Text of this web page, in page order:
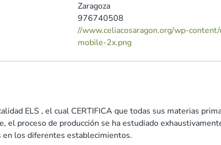
Zaragoza
976740508
//www.celiacosaragon.org/wp-
mobile-2x.png
ELS , el cual CERTIFICA que todas sus materias
proceso de producción se ha estudiado
en los diferentes establecimientos.